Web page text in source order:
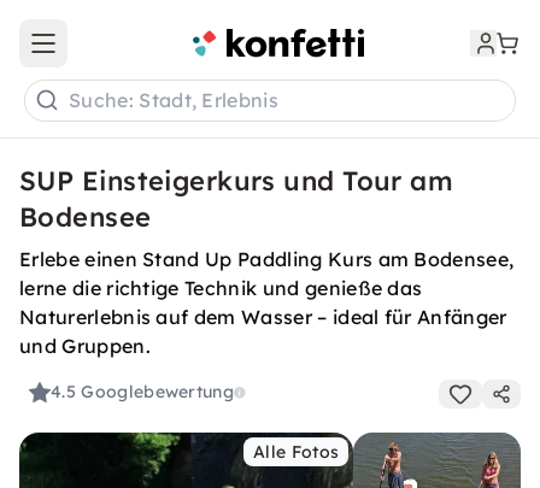
Open main menu
Suche: Stadt, Erlebnis
SUP Einsteigerkurs und Tour am
Bodensee
Erlebe einen Stand Up Paddling Kurs am Bodensee,
lerne die richtige Technik und genieße das
Naturerlebnis auf dem Wasser – ideal für Anfänger
und Gruppen.
4.5Googlebewertung
Alle Fotos